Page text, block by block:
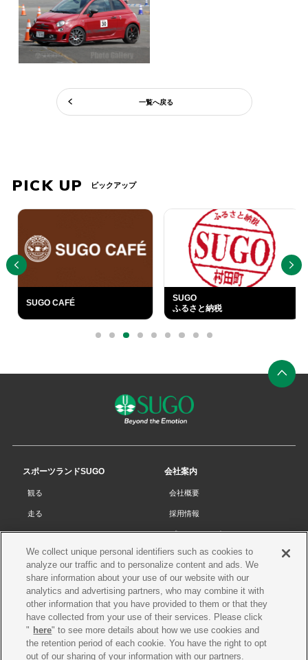
一覧へ戻る
PICK UP ピックアップ
SUGO CAFÉ
SUGO
ふるさと納税
部
0 1 2 3 4 5 6 7 8
PREV
の
スポーツランドSUGO
観る
走る
チケット
リザルト
コース・施設
SUGOで遊ぼう
スクール
イベントスケジュール
営業案内・アクセス
会社案内
会社概要
採用情報
プライバシーポリシー
Cookieポリシー
サイトマップ
お問い合わせ
プレス申請
We collect unique personal identifiers such as cookies to
analyze our traffic and to personalize content and ads. We
share information about your use of our website with our
analytics and advertising partners, who may combine it with
other information that you have provided to them or that they
have collected from your use of their services. Please click
" here" to see more details about how we use cookies and
the retention period of each cookie. You have the right to opt
out of our sharing of your information with our partners.